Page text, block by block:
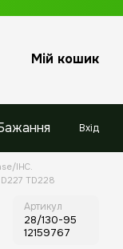
Мій кошик
Вхід
IHC.
TD228
Артикул
28/130-95
12159767